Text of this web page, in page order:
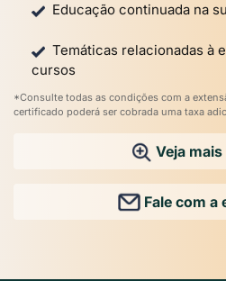
Educação continuada na
Temáticas relacionadas à
cursos
*Consulte todas as condições com a
certificado poderá ser cobrada uma taxa
Veja
Fale com a